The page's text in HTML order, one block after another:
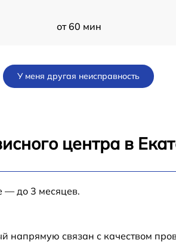
от 60 мин
от 60 мин
У меня другая неисправность
центра в
— до 3 месяцев.
напрямую связан с качеством